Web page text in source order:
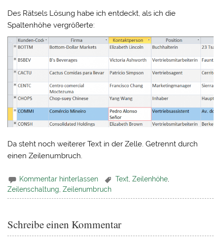
Des Rätsels Lösung habe ich entdeckt, als ich die
Spaltenhöhe vergrößerte:
Da steht noch weiterer Text in der Zelle. Getrennt durch
einen Zeilenumbruch.
Kommentar hinterlassen Text ,Zeilenhöhe
Zeilenschaltung,Zeilenumbruch
Schreibe einen Kommentar